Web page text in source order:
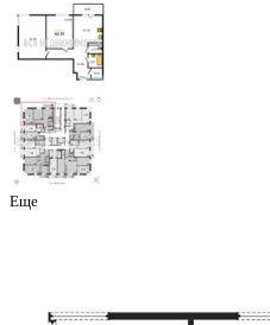
Воронеж, Ворошилова ул., д.